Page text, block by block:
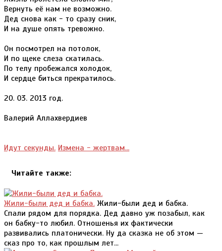
Вернуть её нам не возможно.
Дед снова как - то сразу сник,
И на душе опять тревожно.
Он посмотрел на потолок,
И по щеке слеза скатилась.
По телу пробежался холодок,
И сердце биться прекратилось.
20. 03. 2013 год.
Валерий Аллахвердиев
Идут секунды. Измена - жертвам...
Читайте также:
Жили-были дед и бабка. Жили-были дед и бабка.
Спали рядом для порядка. Дед давно уж позабыл, как
он бабку-то любил. Отношенья их фактически
развивались платонически. Ну да сказка не об этом —
сказ про то, как прошлым лет...